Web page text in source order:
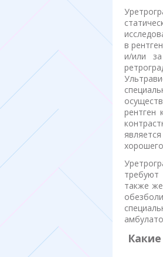
в
и/или
рентген
требуют
также